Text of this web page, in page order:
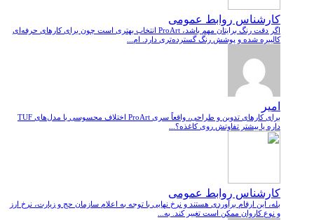
کارشناس روابط عمومی
اگر دقت رنگ برایتان مهم باشد، ProArt انتخاب بهتری است چون برای کارهای حرفه‌ای
کالیبره شده و پوشش رنگ گسترده‌تری دارد. ام...
امیر
برای کارهای تدوین و طراحی، واقعاً سری ProArt اختلاف محسوسی با مدل‌های TUF
داره یا بیشتر تفاوتش روی کاغذه؟...
کارشناس روابط عمومی
بله، این ارقام برآوردی هستند و نرخ نهایی با توجه به اعلام سازمان حج و زیارت، نرخ ارز
و نوع کاروان ممکن است تغییر کند. به...